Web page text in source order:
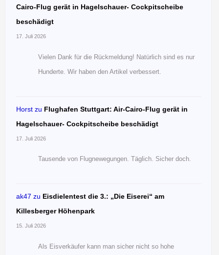
Cairo-Flug gerät in Hagelschauer- Cockpitscheibe
beschädigt
17. Juli 2026
Vielen Dank für die Rückmeldung! Natürlich sind es nur
Hunderte. Wir haben den Artikel verbessert.
Horst zu Flughafen Stuttgart: Air-Cairo-Flug gerät in
Hagelschauer- Cockpitscheibe beschädigt
17. Juli 2026
Tausende von Flugnewegungen. Täglich. Sicher doch.
ak47 zu Eisdielentest die 3.: „Die Eiserei“ am
Killesberger Höhenpark
15. Juli 2026
Als Eisverkäufer kann man sicher nicht so hohe